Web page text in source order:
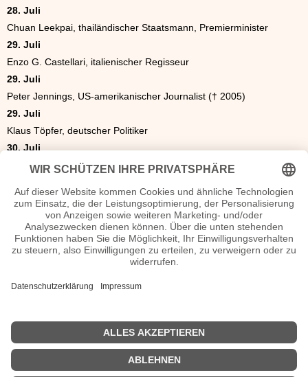
28. Juli
Chuan Leekpai, thailändischer Staatsmann, Premierminister
29. Juli
Enzo G. Castellari, italienischer Regisseur
29. Juli
Peter Jennings, US-amerikanischer Journalist († 2005)
29. Juli
Klaus Töpfer, deutscher Politiker
30. Juli
Dia Succari, französischer Komponist und Musikpädagoge
Die Geschenkidee
Das ideale Geschenk. Eine Zeitung von 1938. Was war los in
Politik, Sport oder Kultur? Als Geschenk eine original historische
Tageszeitung oder Illustrierte z.B. als Geburtstagszeitung zum
Geburtstag oder Hochzeitszeitung zur goldenen Hochzeit.
<< Geburtstage Juni 1938|Geburtstage August 1938 >>